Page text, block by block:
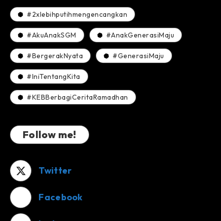
#2xlebihputihmengencangkan
#AkuAnakSGM #AnakGenerasiMaju
#BergerakNyata #GenerasiMaju
#IniTentangKita
#KEBBerbagiCeritaRamadhan
Follow me!
Twitter
Facebook